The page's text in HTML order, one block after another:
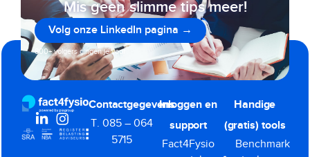
Mis geen slimme tips meer!
Volg onze LinkedIn pagina →
800+ volgers gingen je voor
Contactgegevens
T. 085 – 064
5715
Inloggen en
support
Fact4Fysio
Handige
(gratis) tools
Benchmark